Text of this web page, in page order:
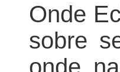
Onde
sobre
onde